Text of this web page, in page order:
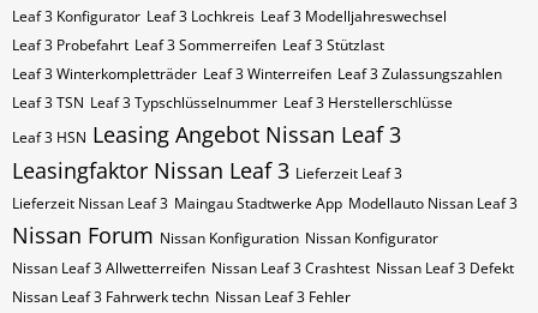
Leaf 3 Konfigurator Leaf 3 Lochkreis Leaf 3 Modelljahreswechsel
Leaf 3 Probefahrt Leaf 3 Sommerreifen Leaf 3 Stützlast
Leaf 3 Winterkompletträder Leaf 3 Winterreifen Leaf 3 Zulassungszahlen
Leaf 3​​​​ TSN Leaf 3​​​​ Typschlüsselnummer Leaf 3​​​​​ Herstellerschlüsse
Leaf 3​​​​​ HSN Leasing Angebot Nissan Leaf 3
Leasingfaktor Nissan Leaf 3 Lieferzeit Leaf 3
Lieferzeit Nissan Leaf 3 Maingau Stadtwerke App Modellauto Nissan Leaf 3
Nissan Forum Nissan Konfiguration Nissan Konfigurator
Nissan Leaf 3 Allwetterreifen Nissan Leaf 3 Crashtest Nissan Leaf 3 Defekt
Nissan Leaf 3 Fahrwerk techn Nissan Leaf 3 Fehler